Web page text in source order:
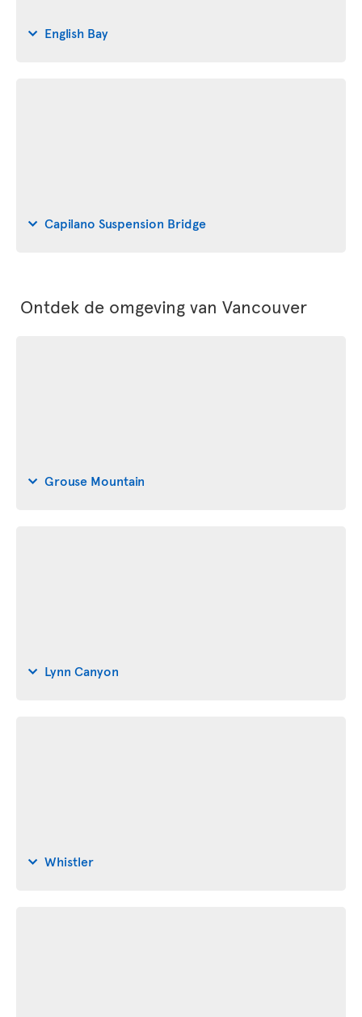
English Bay
Capilano Suspension Bridge
Ontdek de omgeving van Vancouver
Grouse Mountain
Lynn Canyon
Whistler